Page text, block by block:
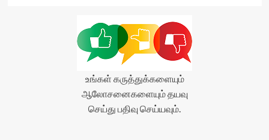
உங்கள் கருத்துக்களையும்
ஆலோசனைகளையும் தயவு
செய்து பதிவு செய்யவும்.